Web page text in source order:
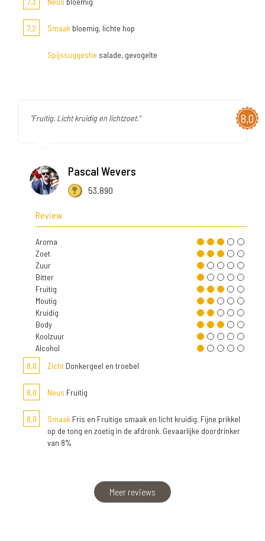
7,2 Smaak bloemig, lichte hop
Spijssuggestie salade, gevogelte
8,0
"Fruitig. Licht kruidig en lichtzoet."
Pascal Wevers
53.890
Review
Aroma
Zoet
Zuur
Bitter
Fruitig
Moutig
Kruidig
Body
Koolzuur
Alcohol
8,0
Zicht Donkergeel en troebel
8,0 Neus Fruitig
8,0 Smaak Fris en Fruitige smaak en licht kruidig. Fijne prikkel
op de tong en zoetig in de afdronk. Gevaarlijke doordrinker
van 8%
Meer reviews